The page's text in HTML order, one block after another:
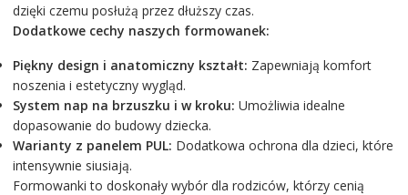
dzięki czemu posłużą przez dłuższy czas.
Dodatkowe cechy naszych formowanek:
Piękny design i anatomiczny kształt: Zapewniają komfort
noszenia i estetyczny wygląd.
System nap na brzuszku i w kroku: Umożliwia idealne
dopasowanie do budowy dziecka.
Warianty z panelem PUL: Dodatkowa ochrona dla dzieci, które
intensywnie siusiają.
Formowanki to doskonały wybór dla rodziców, którzy cenią